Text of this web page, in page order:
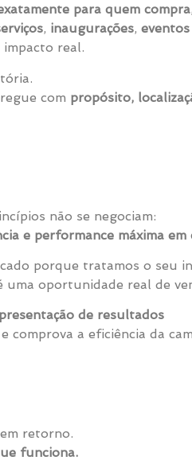
para quem
, inaugurações, eventos
real.
com propósito,
não se negociam:
e performance máxima em
porque tratamos o seu
oportunidade real de
de resultados
comprova a eficiência da
retorno.
funciona.